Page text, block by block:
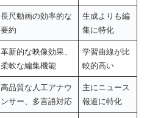
長尺動画の効率的な
要約
生成よりも編
集に特化
革新的な映像効果、
柔軟な編集機能
学習曲線が比
較的高い
高品質な人工アナウ
ンサー、多言語対応
主にニュース
報道に特化